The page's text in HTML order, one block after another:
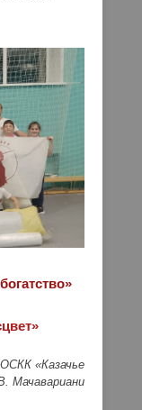
«Казачье
Мачавариани